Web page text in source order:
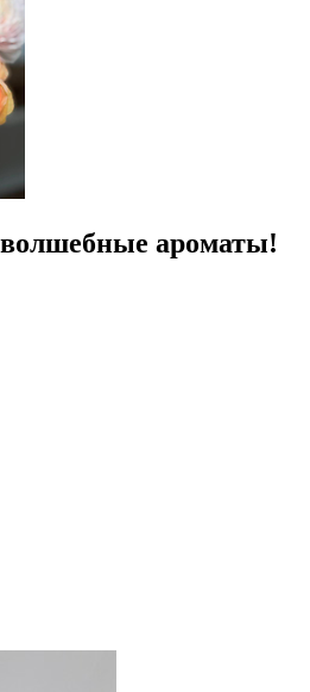
ароматы!